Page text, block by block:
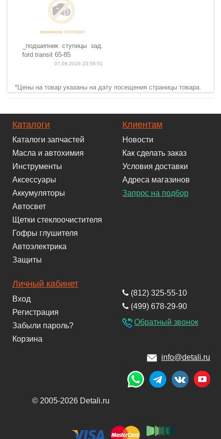
_подшипник ступицы зад.
ford transit 65-85
07.08.2026 23:56:51
*Цены на товар указаны на дату посещения страницы товара.
Каталоги
Каталоги запчастей
Масла и автохимия
Инструменты
Аксессуары
Аккумуляторы
Автосвет
Щетки стеклоочистителя
Гофры глушителя
Автоэлектрика
Защиты
Клиентам
Новости
Как сделать заказ
Условия доставки
Адреса магазинов
Запрос на подбор
Личный кабинет
Вход
Регистрация
Забыли пароль?
Корзина
(812) 325-55-10
(499) 678-29-90
Обратный звонок
info@detali.ru
© 2005-2026 Detali.ru